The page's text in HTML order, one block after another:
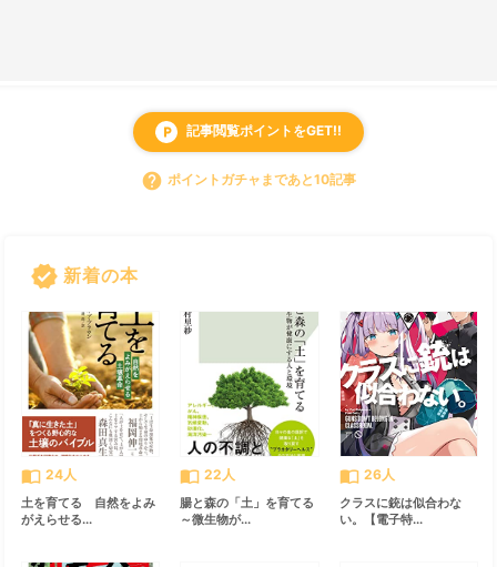
local_parking 記事閲覧ポイントをGET!!
help ポイントガチャまであと10記事
verified 新着の本
import_contacts 24人
土を育てる 自然をよみ
がえらせる...
import_contacts 22人
腸と森の「土」を育てる
～微生物が...
import_contacts 26人
クラスに銃は似合わな
い。【電子特...